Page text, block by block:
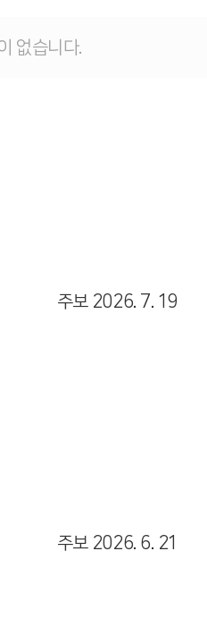
없습니다.
주보 2026. 7. 19
주보 2026. 6. 21